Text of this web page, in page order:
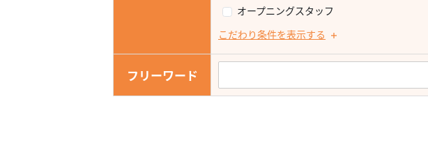
オープニングスタッフ
こだわり条件を表示する
フリーワード